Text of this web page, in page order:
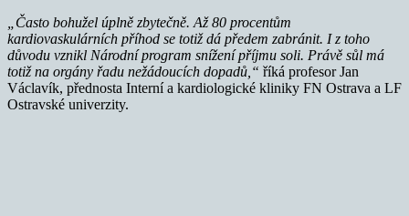
„Často bohužel úplně zbytečně. Až 80 procentům
kardiovaskulárních příhod se totiž dá předem zabránit. I z toho
důvodu vznikl Národní program snížení příjmu soli. Právě sůl má
totiž na orgány řadu nežádoucích dopadů,“ říká profesor Jan
Václavík, přednosta Interní a kardiologické kliniky FN Ostrava a LF
Ostravské univerzity.